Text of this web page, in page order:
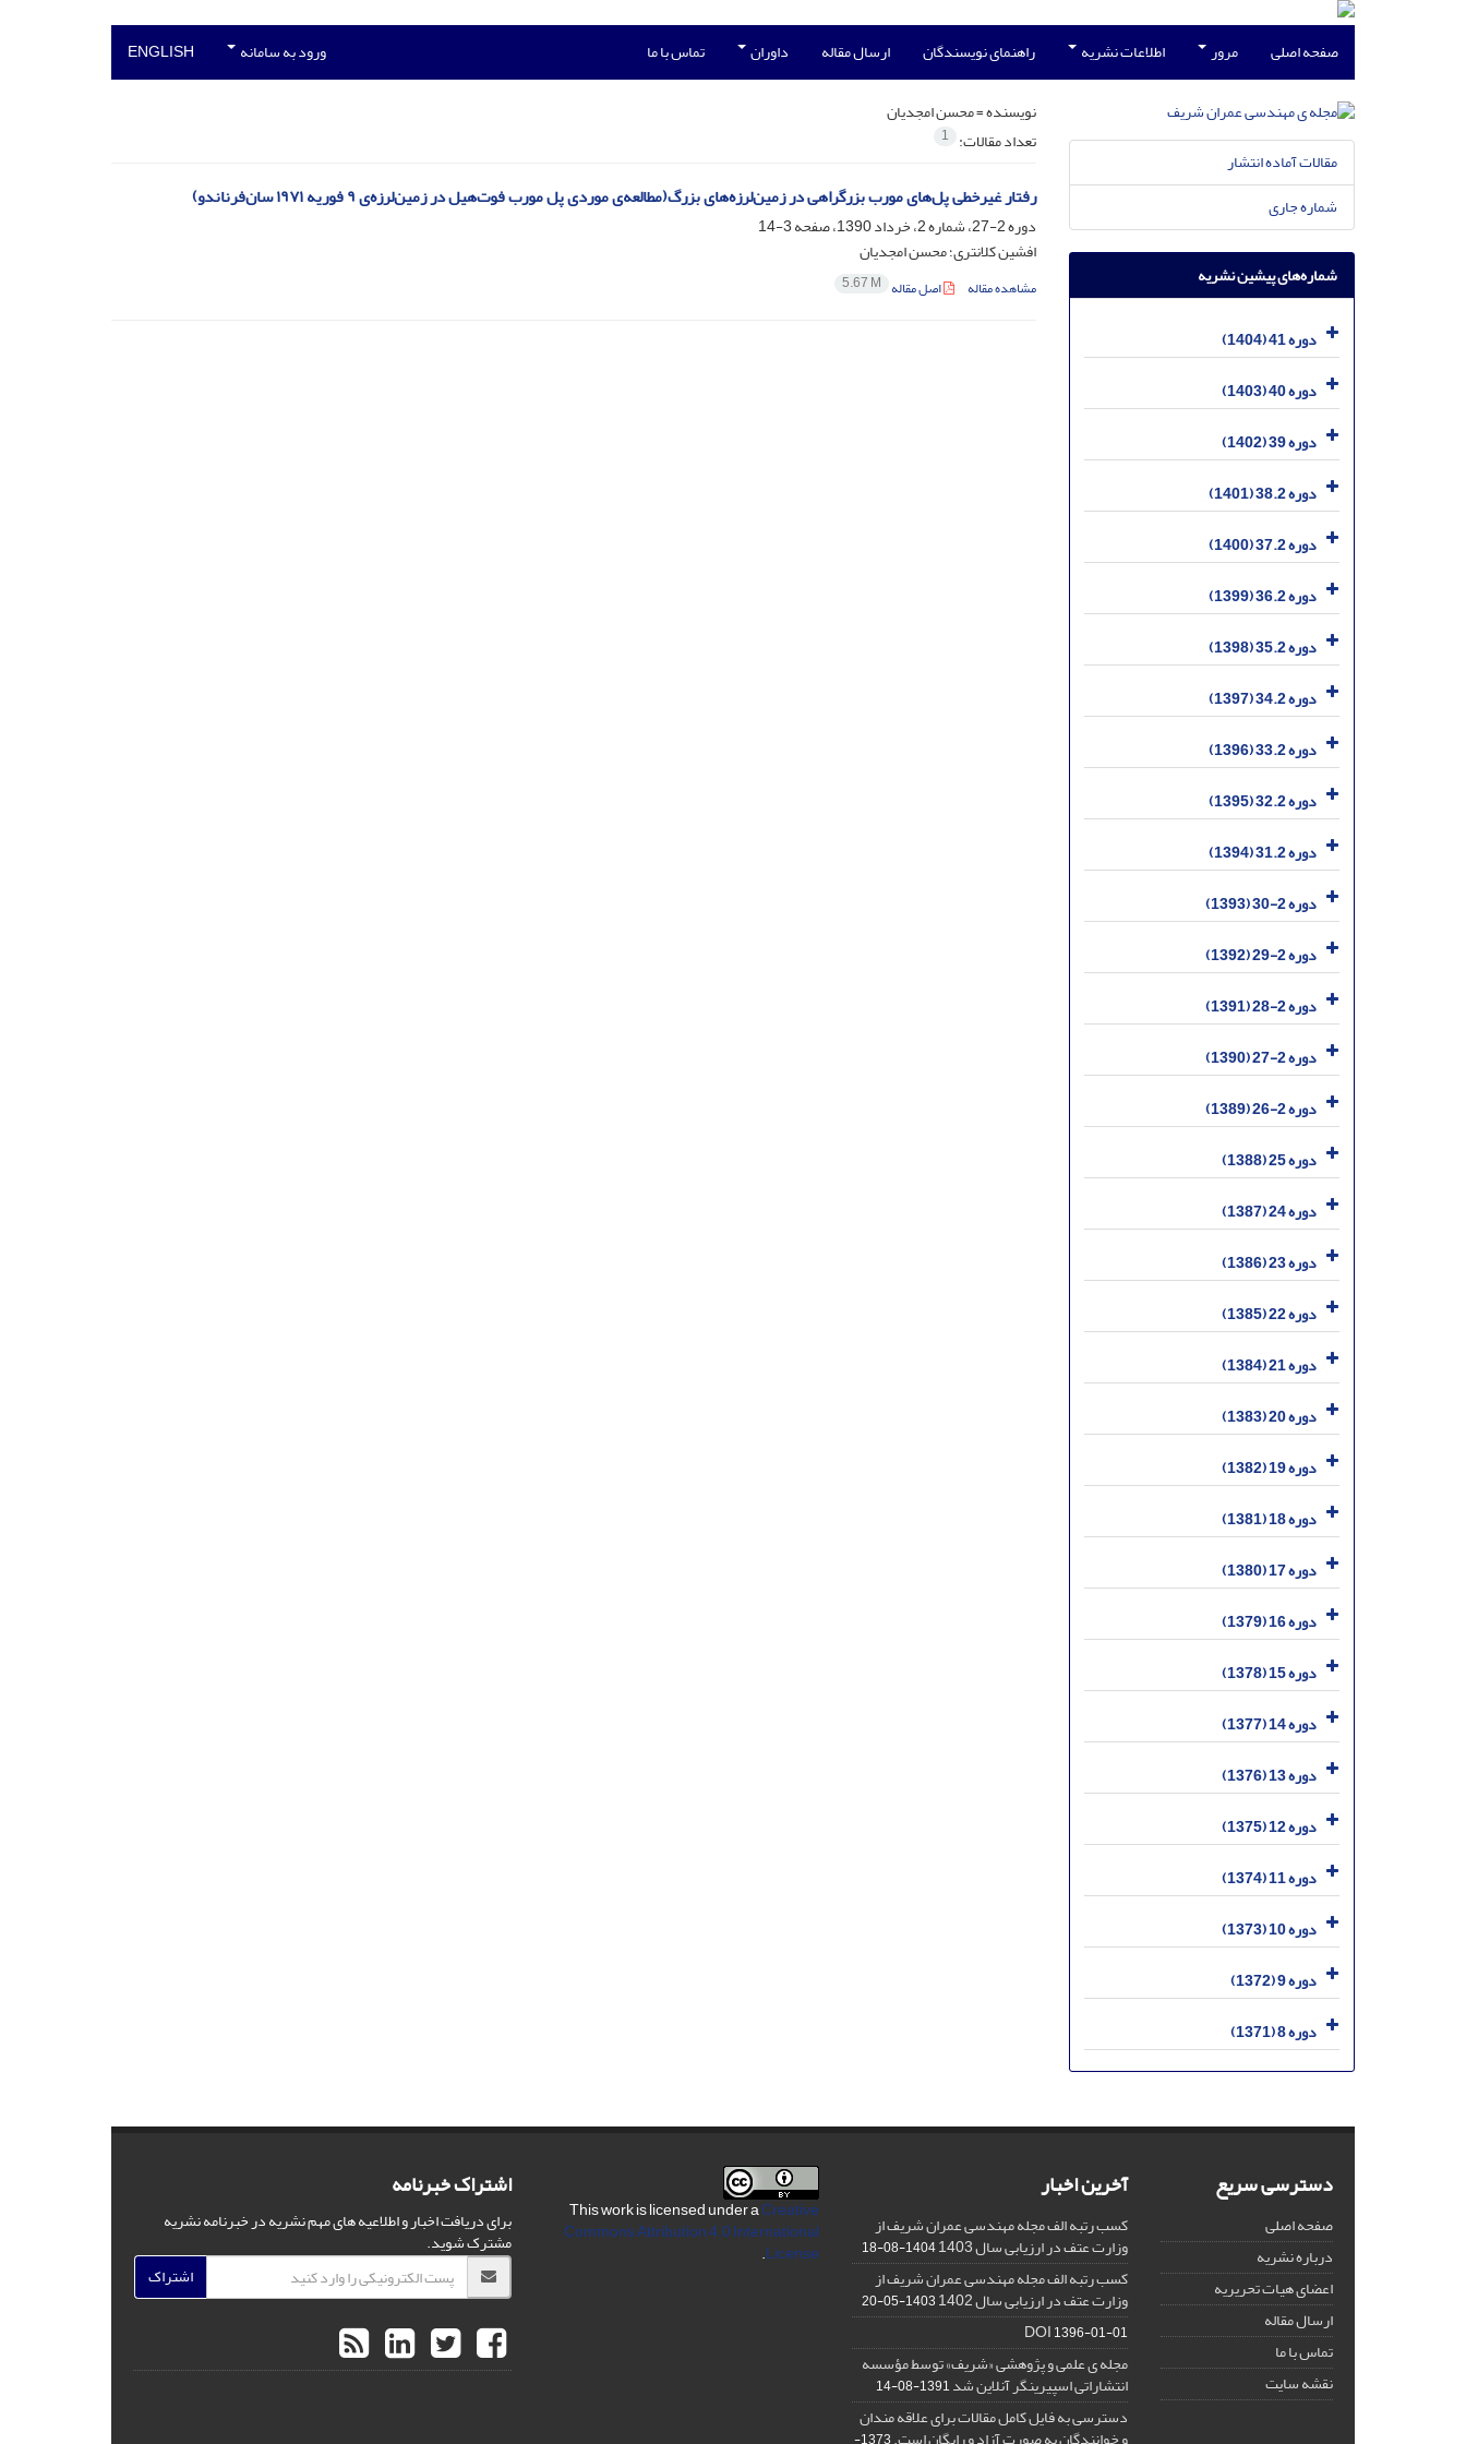
صفحه اصلی مرور اطلاعات نشریه راهنمای نویسندگان ارسال مقاله داوران تماس با ما ورود به سامانه ENGLISH
نویسنده =محسن امجدیان
تعداد مقالات: 1
رفتار غیرخطی پل‌های مورب بزرگراهی در زمین‌لرزه‌های بزرگ(مطالعه‌ی موردی پل مورب فوت‌هیل در زمین‌لرزه‌ی ۹ فوریه ۱۹۷۱ سان‌فرناندو)
دوره 2-27، شماره 2، خرداد 1390، صفحه
3-14
افشین کلانتری؛ محسن امجدیان
مشاهده مقاله اصل مقاله 5.67 M
مقالات آماده انتشار
شماره جاری
شماره‌های پیشین نشریه
دوره 41 (1404)
دوره 40 (1403)
دوره 39 (1402)
دوره 38.2 (1401)
دوره 37.2 (1400)
دوره 36.2 (1399)
دوره 35.2 (1398)
دوره 34.2 (1397)
دوره 33.2 (1396)
دوره 32.2 (1395)
دوره 31.2 (1394)
دوره 2-30 (1393)
دوره 2-29 (1392)
دوره 2-28 (1391)
دوره 2-27 (1390)
دوره 2-26 (1389)
دوره 25 (1388)
دوره 24 (1387)
دوره 23 (1386)
دوره 22 (1385)
دوره 21 (1384)
دوره 20 (1383)
دوره 19 (1382)
دوره 18 (1381)
دوره 17 (1380)
دوره 16 (1379)
دوره 15 (1378)
دوره 14 (1377)
دوره 13 (1376)
دوره 12 (1375)
دوره 11 (1374)
دوره 10 (1373)
دوره 9 (1372)
دوره 8 (1371)
دسترسی سریع
صفحه اصلی
درباره نشریه
اعضای هیات تحریریه
ارسال مقاله
تماس با ما
نقشه سایت
آخرین اخبار
کسب رتبه الف مجله مهندسی عمران شریف از
وزارت عتف در ارزیابی سال 1403 1404-08-18
کسب رتبه الف مجله مهندسی عمران شریف از
وزارت عتف در ارزیابی سال 1402 1403-05-20
DOI1396-01-01
مجله ی علمی و پژوهشی «شریف» توسط مؤسسه
انتشاراتی اسپیرینگر آنلاین شد1391-08-14
دسترسی به فایل کامل مقالات برای علاقه مندان
This work is licensed under aCreative
Commons Attribution 4.0 International
License
.
اشتراک خبرنامه
برای دریافت اخبار و اطلاعیه های مهم نشریه در خبرنامه نشریه
مشترک شوید.
اشتراک